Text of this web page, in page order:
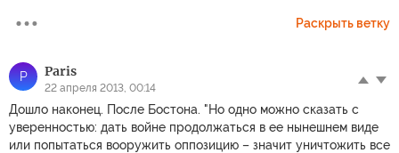
Раскрыть ветку
P Paris
22 апреля 2013, 00:14
Дошло наконец. После Бостона. "Но одно можно сказать с
уверенностью: дать войне продолжаться в ее нынешнем виде
или попытаться вооружить оппозицию – значит уничтожить все